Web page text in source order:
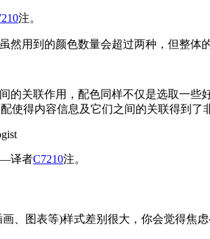
注。
然用到的颜色数量会超过两种，但整
的关联作用，配色同样不仅是选取一
使得内容信息及它们之间的关联得到
译者C7210注。
、图表等)样式差别很大，你会觉得焦虑